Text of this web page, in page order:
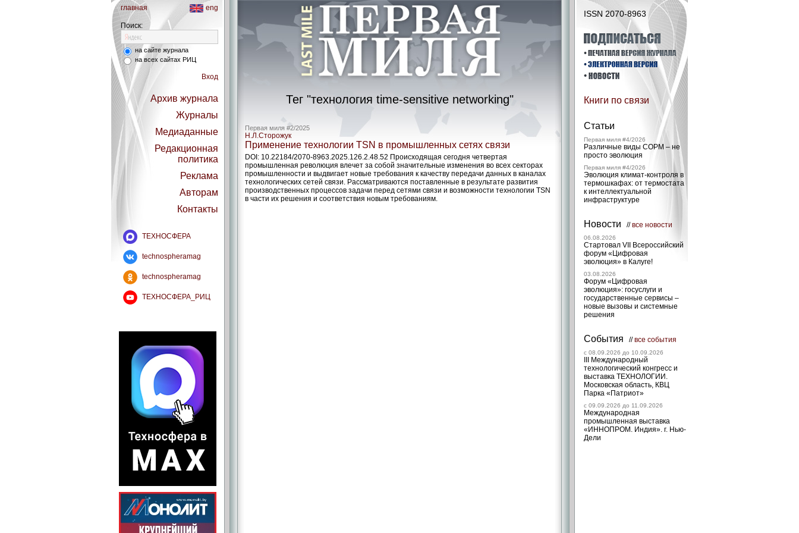
главная eng
Поиск:
на сайте журнала
на всех сайтах РИЦ
Вход
Архив журнала
Журналы
Медиаданные
Редакционная
политика
Реклама
Авторам
Контакты
ТЕХНОСФЕРА
technospheramag
technospheramag
ТЕХНОСФЕРА_РИЦ
ISSN 2070-8963
Книги по связи
Статьи
Первая миля #4/2026
Различные виды СОРМ – не
просто эволюция
Первая миля #4/2026
Эволюция климат-контроля в
термошкафах: от термостата
к интеллектуальной
инфраструктуре
Новости //все новости
06.08.2026
Стартовал VII Всероссийский
форум «Цифровая
эволюция» в Калуге!
03.08.2026
Форум «Цифровая
эволюция»: госуслуги и
государственные сервисы –
новые вызовы и системные
решения
События //все события
c 08.09.2026 до 10.09.2026
III Международный
технологический конгресс и
выставка ТЕХНОЛОГИИ.
Московская область, КВЦ
Парка «Патриот»
c 09.09.2026 до 11.09.2026
Международная
промышленная выставка
«ИННОПРОМ. Индия». г. Нью-
Дели
Тег "технология time-sensitive networking"
Первая миля #2/2025
Н.Л.Сторожук
Применение технологии TSN в промышленных сетях связи
DOI: 10.22184/2070-8963.2025.126.2.48.52 Происходящая сегодня четвертая
промышленная революция влечет за собой значительные изменения во всех секторах
промышленности и выдвигает новые требования к качеству передачи данных в каналах
технологических сетей связи. Рассматриваются поставленные в результате развития
производственных процессов задачи перед сетями связи и возможности технологии TSN
в части их решения и соответствия новым требованиям.